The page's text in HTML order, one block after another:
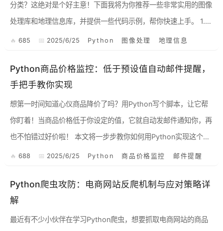
分类？这绝对是个好主意！下面我将为你推荐一些非常实用的图像
处理库和地理信息库，并提供一些代码示例，帮你快速上手。 1.
图像处理库：PIL/Pillow 首先，我们需要...
685 2025/6/25 Python 图像处理 地理信息
Python商品价格监控：低于预设值自动邮件提醒，
手把手教你实现
想第一时间知道心仪商品降价了吗？用Python写个脚本，让它帮
你盯着！当商品价格低于你设定的值，它就自动发邮件通知你，再
也不怕错过好价啦！ 本文将一步步教你如何用Python实现这个功
能，以京东为例，其他电商平台思路类似，但可能需要调...
688 2025/6/25 Python 商品价格监控 邮件提醒
Python爬虫攻防：电商网站反爬机制与应对策略详
解
最近有不少小伙伴在学习Python爬虫，想要抓取电商网站的商品